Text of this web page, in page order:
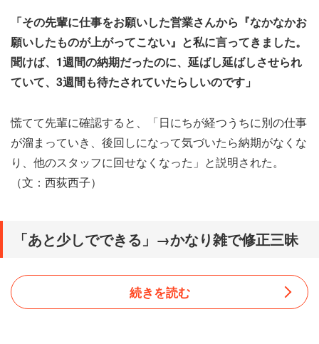
「その先輩に仕事をお願いした営業さんから『なかなかお
願いしたものが上がってこない』と私に言ってきました。
聞けば、1週間の納期だったのに、延ばし延ばしさせられ
ていて、3週間も待たされていたらしいのです」
慌てて先輩に確認すると、「日にちが経つうちに別の仕事
が溜まっていき、後回しになって気づいたら納期がなくな
り、他のスタッフに回せなくなった」と説明された。
（文：西荻西子）
「あと少しでできる」→かなり雑で修正三昧
続きを読む